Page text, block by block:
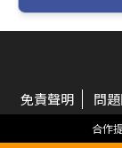
免責聲明 問
合作